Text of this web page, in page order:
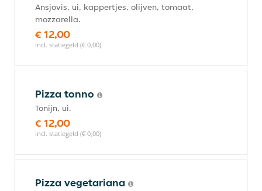
Ansjovis, ui, kappertjes, olijven, tomaat,
mozzarella.
€ 12,00
incl. statiegeld (€ 0,00)
Pizza tonno
Tonijn, ui.
€ 12,00
incl. statiegeld (€ 0,00)
Pizza vegetariana